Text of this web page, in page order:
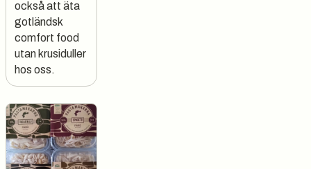
också att äta
gotländsk
comfort food
utan krusiduller
hos oss.